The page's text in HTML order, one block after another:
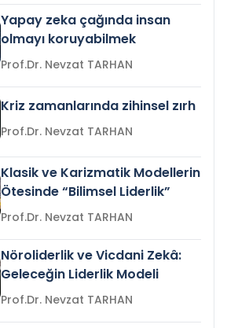
Yapay zeka çağında insan
olmayı koruyabilmek
Prof.Dr. Nevzat TARHAN
Kriz zamanlarında zihinsel zırh
Prof.Dr. Nevzat TARHAN
Klasik ve Karizmatik Modellerin
Ötesinde “Bilimsel Liderlik”
Prof.Dr. Nevzat TARHAN
Nöroliderlik ve Vicdani Zekâ:
Geleceğin Liderlik Modeli
Prof.Dr. Nevzat TARHAN